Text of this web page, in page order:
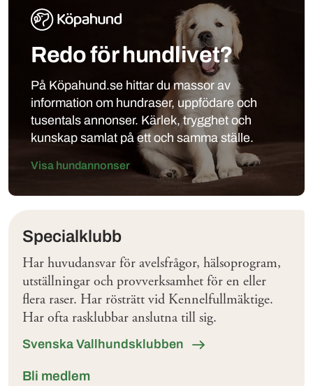
Redo för hundlivet?
På Köpahund.se hittar du massor av
information om hundraser, uppfödare och
tusentals annonser. Kärlek, trygghet och
kunskap samlat på ett och samma ställe.
Visa hundannonser
Specialklubb
Har huvudansvar för avelsfrågor, hälsoprogram,
utställningar och provverksamhet för en eller
flera raser. Har rösträtt vid Kennelfullmäktige.
Har ofta rasklubbar anslutna till sig.
Svenska Vallhundsklubben
Bli medlem